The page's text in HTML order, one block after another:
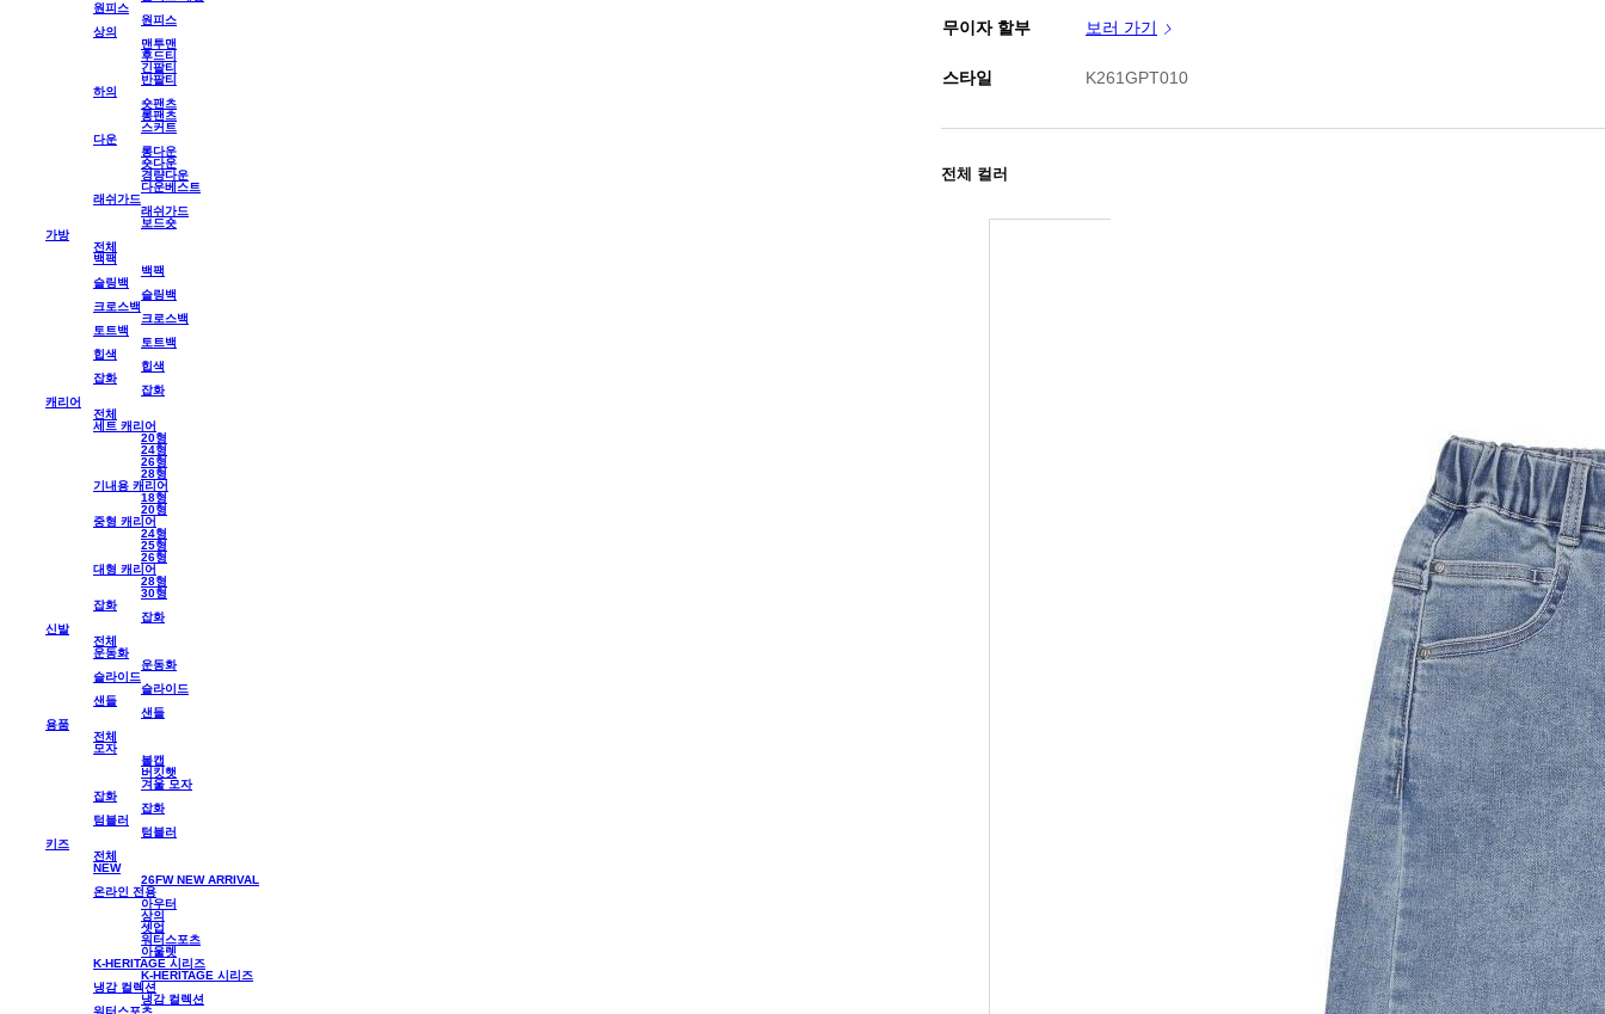
원피스
원피스
상의
맨투맨
후드티
긴팔티
반팔티
하의
숏팬츠
롱팬츠
스커트
다운
롱다운
숏다운
경량다운
다운베스트
래쉬가드
래쉬가드
보드숏
가방
전체
백팩
백팩
슬링백
슬링백
크로스백
크로스백
토트백
토트백
힙색
힙색
잡화
잡화
캐리어
전체
세트 캐리어
20형
24형
26형
28형
기내용 캐리어
18형
20형
중형 캐리어
24형
25형
26형
대형 캐리어
28형
30형
잡화
잡화
신발
전체
운동화
운동화
슬라이드
슬라이드
샌들
샌들
용품
전체
모자
볼캡
버킷햇
겨울 모자
잡화
잡화
텀블러
텀블러
키즈
전체
NEW
26FW NEW ARRIVAL
온라인 전용
아우터
상의
셋업
워터스포츠
아울렛
K-HERITAGE 시리즈
K-HERITAGE 시리즈
냉감 컬렉션
냉감 컬렉션
워터스포츠
무이자 할부 보러 가기
스타일 K261GPT010
전체 컬러